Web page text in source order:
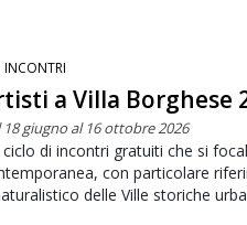
INCONTRI
a Villa Borghese
18 giugno al 16 ottobre 2026
ciclo di incontri gratuiti che si
con particolare
delle Ville storiche